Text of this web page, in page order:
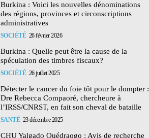
Burkina : Voici les nouvelles dénominations
des régions, provinces et circonscriptions
administratives
SOCIÉTÉ 26 février 2026
Burkina : Quelle peut être la cause de la
spéculation des timbres fiscaux?
SOCIÉTÉ 26 juillet 2025
Détecter le cancer du foie tôt pour le dompter :
Dre Rebecca Compaoré, chercheure à
l’IRSS/CNRST, en fait son cheval de bataille
SANTÉ 23 décembre 2025
CHU Yalgado Ouédraogo : Avis de recherche